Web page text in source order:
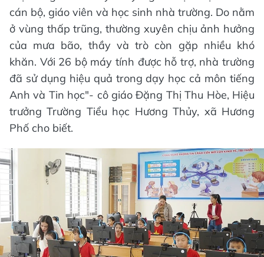
cán bộ, giáo viên và học sinh nhà trường. Do nằm
ở vùng thấp trũng, thường xuyên chịu ảnh hưởng
của mưa bão, thầy và trò còn gặp nhiều khó
khăn. Với 26 bộ máy tính được hỗ trợ, nhà trường
đã sử dụng hiệu quả trong dạy học cả môn tiếng
Anh và Tin học"- cô giáo Đặng Thị Thu Hòe, Hiệu
trưởng Trường Tiểu học Hương Thủy, xã Hương
Phố cho biết.